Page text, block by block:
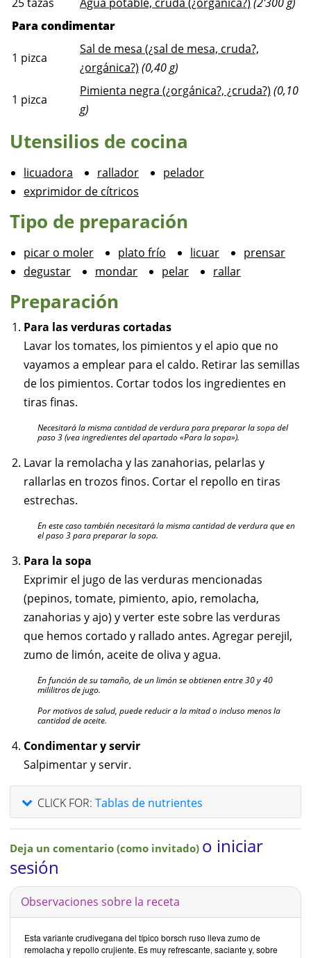
Para condimentar
1 pizca
Sal de mesa (¿sal de mesa, cruda?,
¿orgánica?) (0,40 g)
1 pizca
Pimienta negra (¿orgánica?, ¿cruda?) (0,10
g)
Utensilios de cocina
licuadora rallador
pelador
exprimidor de cítricos
Tipo de preparación
picar o moler plato frío licuar
prensar
degustar
mondar pelar rallar
Preparación
Para las verduras cortadas
Lavar los tomates, los pimientos y el apio que no
vayamos a emplear para el caldo. Retirar las semillas
de los pimientos. Cortar todos los ingredientes en
tiras finas.
Necesitará la misma cantidad de verdura para preparar la sopa del
paso 3 (vea ingredientes del apartado «Para la sopa»).
Lavar la remolacha y las zanahorias, pelarlas y
rallarlas en trozos finos. Cortar el repollo en tiras
estrechas.
En este caso también necesitará la misma cantidad de verdura que en
el paso 3 para preparar la sopa.
Para la sopa
Exprimir el jugo de las verduras mencionadas
(pepinos, tomate, pimiento, apio, remolacha,
zanahorias y ajo) y verter este sobre las verduras
que hemos cortado y rallado antes. Agregar perejil,
zumo de limón, aceite de oliva y agua.
En función de su tamaño, de un limón se obtienen entre 30 y 40
mililitros de jugo.
Por motivos de salud, puede reducir a la mitad o incluso menos la
cantidad de aceite.
Condimentar y servir
Salpimentar y servir.
CLICK FOR: Tablas de nutrientes
Deja un comentario (como invitado) o iniciar
sesión
Observaciones sobre la receta
Esta variante crudivegana del típico borsch ruso lleva zumo de
remolacha y repollo crujiente. Es muy refrescante, saciante y, sobre